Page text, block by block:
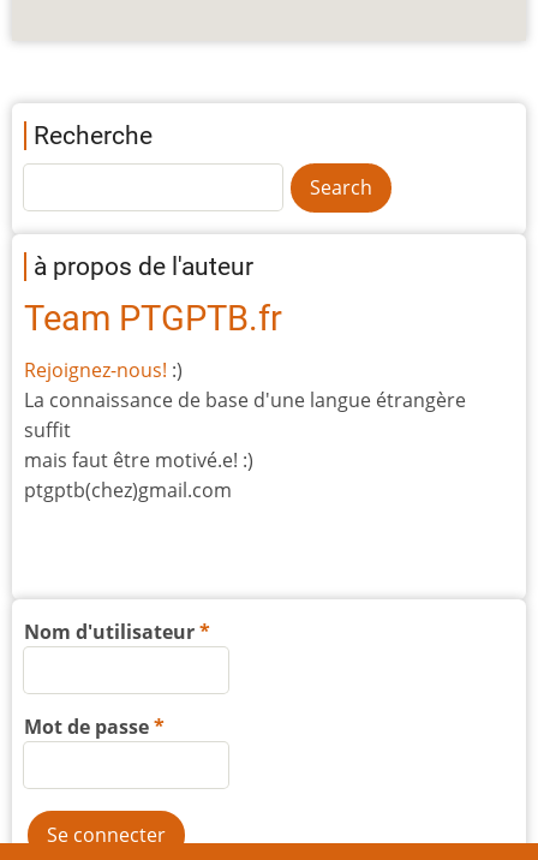
Recherche
à propos de l'auteur
Team PTGPTB.fr
Rejoignez-nous! :)
La connaissance de base d'une langue étrangère
suffit
mais faut être motivé.e! :)
ptgptb(chez)gmail.com
Nom d'utilisateur
Mot de passe